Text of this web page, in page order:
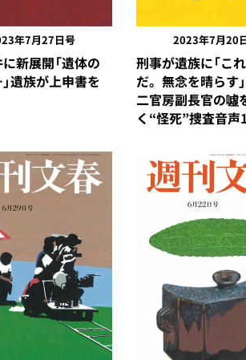
年7月27日号
新展開「遺体の
遺族が上申書を
2023年7月20
刑事が遺族に「こ
だ。無念を晴らす
二官房副長官の噓
く“怪死”捜査音声